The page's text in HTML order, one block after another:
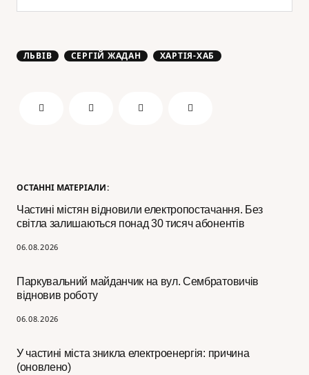
ОСТАННІ МАТЕРІАЛИ:
Частині містян відновили електропостачання. Без
світла залишаються понад 30 тисяч абонентів
06.08.2026
Паркувальний майданчик на вул. Сембратовичів
відновив роботу
06.08.2026
У частині міста зникла електроенергія: причина
(оновлено)
ЛЬВІВ СЕРГІЙ ЖАДАН ХАРТІЯ-ХАБ